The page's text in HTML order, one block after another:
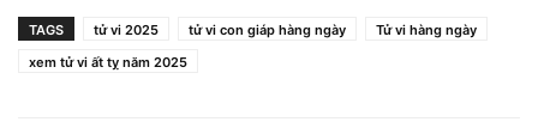
TAGS tử vi 2025 tử vi con giáp hàng ngày
Tử vi hàng ngày
xem tử vi ất tỵ năm 2025